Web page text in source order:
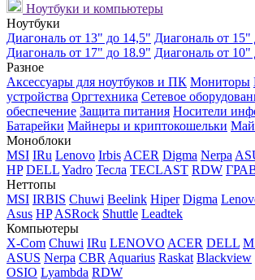
Ноутбуки и компьютеры
Ноутбуки
Диагональ от 13" до 14,5" Диагональ от 15"
Диагональ от 17" до 18.9" Диагональ от 10"
Разное
Аксессуары для ноутбуков и ПК Мониторы
устройства Оргтехника Сетевое
обеспечение Защита питания Носители
Батарейки Майнеры и криптокошельки
Моноблоки
MSI IRu Lenovo Irbis ACER Digma Nerpa
HP DELLYadro Тесла TECLAST RDW
Неттопы
MSI IRBIS Chuwi Beelink Hiper Digma
Asus HP ASRock Shuttle Leadtek
Компьютеры
X-Com Chuwi IRu LENOVO ACER DELL
ASUS Nerpa CBR Aquarius Raskat Blackview
OSIO Lyambda RDW